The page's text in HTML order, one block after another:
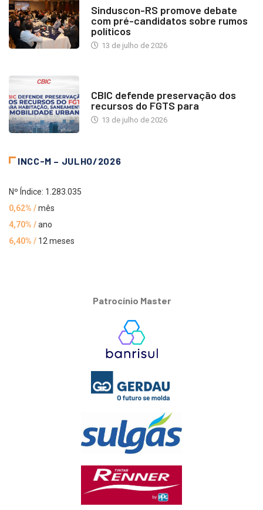
Sinduscon-RS promove debate
com pré-candidatos sobre rumos
políticos
13 de julho de 2026
CBIC defende preservação dos
recursos do FGTS para
13 de julho de 2026
INCC-M – JULHO/2026
Nº Índice: 1.283.035
0,62% /mês
4,70% /ano
6,40% / 12 meses
Patrocínio Master